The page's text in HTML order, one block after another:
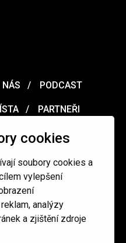
cookies
soubory cookies a
vylepšení
analýzy
a zjištění zdroje
NÁS PODCAST
PARTNEŘI
podmínky